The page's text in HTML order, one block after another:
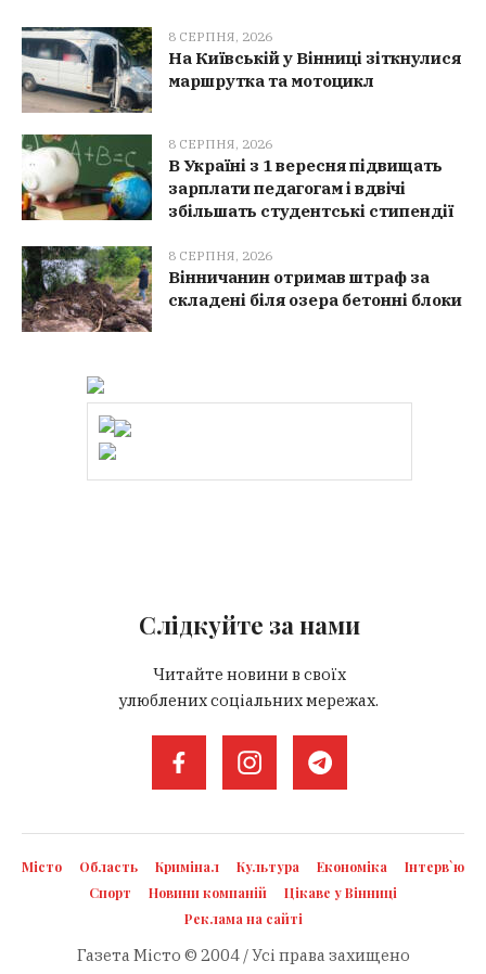
8 СЕРПНЯ, 2026
На Київській у Вінниці зіткнулися
маршрутка та мотоцикл
8 СЕРПНЯ, 2026
В Україні з 1 вересня підвищать
зарплати педагогам і вдвічі
збільшать студентські стипендії
8 СЕРПНЯ, 2026
Вінничанин отримав штраф за
складені біля озера бетонні блоки
Слідкуйте за нами
Читайте новини в своїх
улюблених соціальних мережах.
Місто Область Кримінал Культура Економіка
Інтерв`ю
Спорт
Новини компаній
Цікаве у Вінниці
Реклама на сайті
Газета Місто © 2004 / Усі права захищено